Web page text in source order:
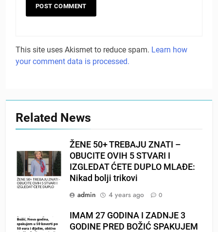
This site uses Akismet to reduce spam. Learn how
your comment data is processed.
Related News
ŽENE 50+ TREBAJU ZNATI –
OBUCITE OVIH 5 STVARI I
IZGLEDAT ĆETE DUPLO MLAĐE:
Nikad bolji trikovi
admin
4 years ago 0
IMAM 27 GODINA I ZADNJE 3
GODINE PRED BOŽIĆ SPAKUJEM